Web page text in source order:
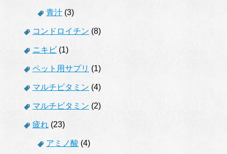
青汁 (3)
コンドロイチン (8)
ニキビ (1)
ペット用サプリ (1)
マルチビタミン (4)
マルチビタミン (2)
疲れ (23)
アミノ酸 (4)